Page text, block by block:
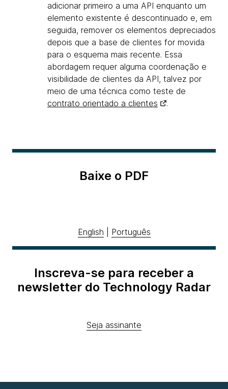
adicionar primeiro a uma API enquanto um
elemento existente é descontinuado e, em
seguida, remover os elementos depreciados
depois que a base de clientes for movida
para o esquema mais recente. Essa
abordagem requer alguma coordenação e
visibilidade de clientes da API, talvez por
meio de uma técnica como teste de
contrato orientado a clientes
.
Baixe o PDF
English Português
Inscreva-se para receber a
newsletter do Technology Radar
Seja assinante